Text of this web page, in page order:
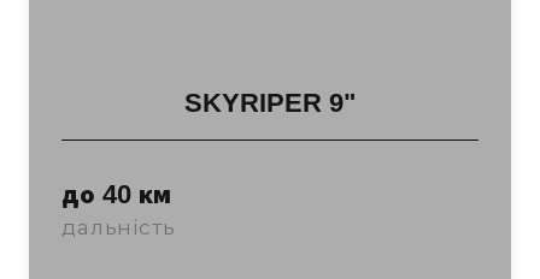
SKYRIPER 9"
до 40 км
дальність